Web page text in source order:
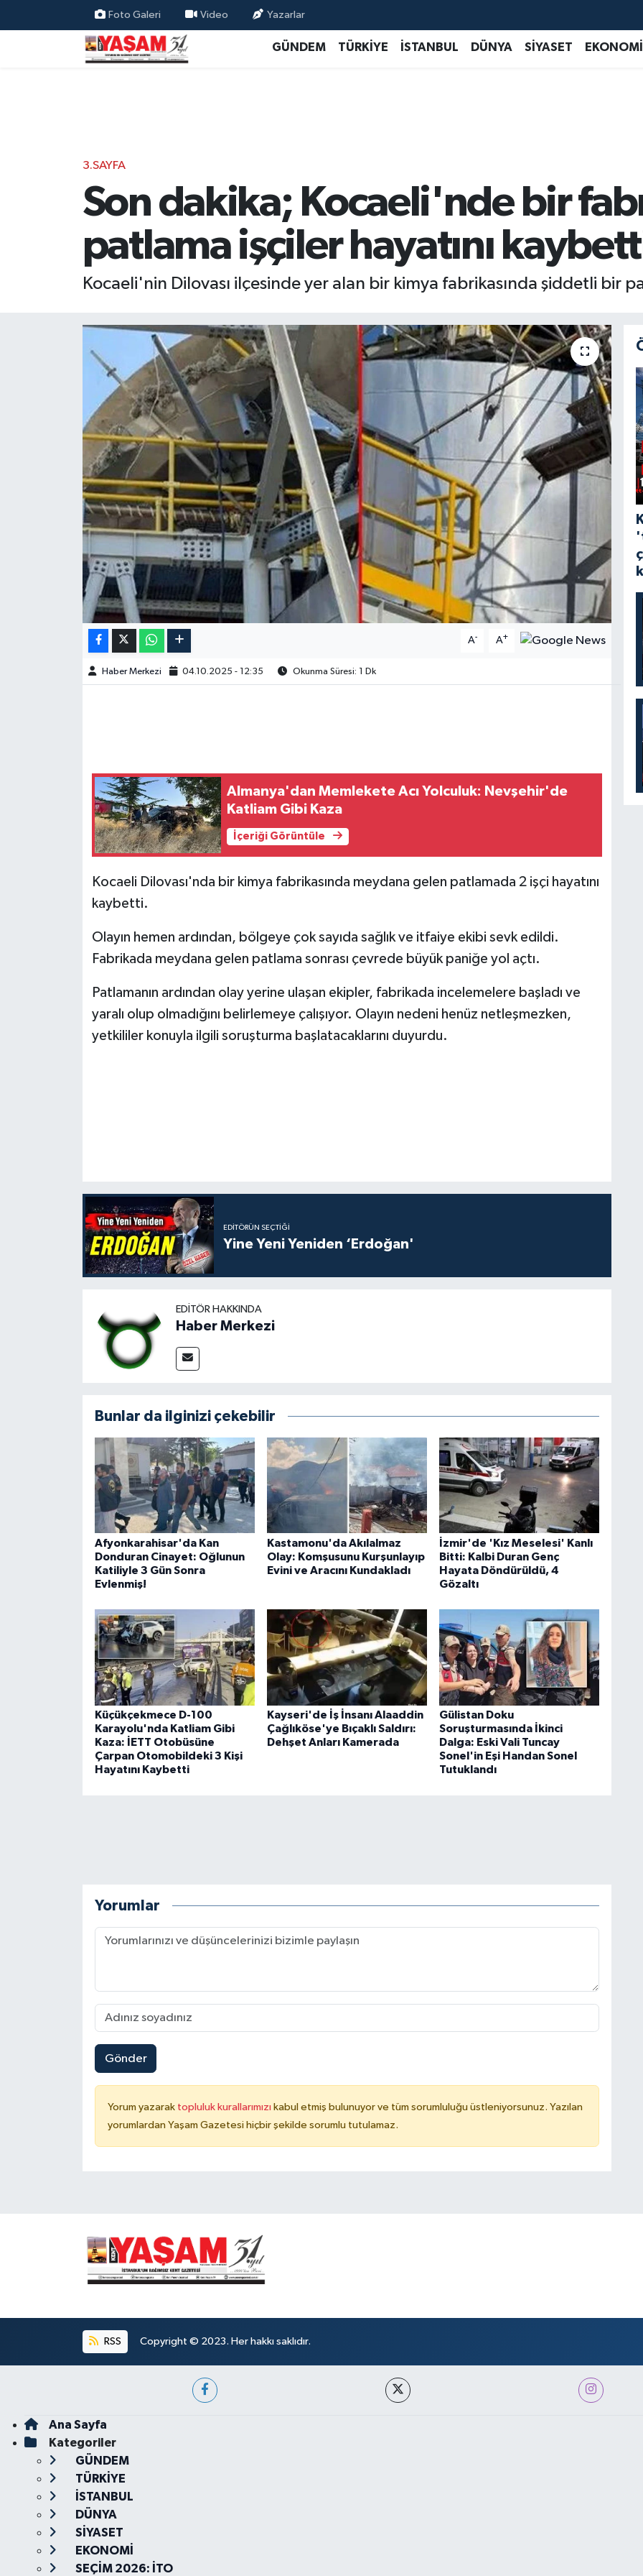
Foto Galeri Video Yazarlar
GÜNDEM TÜRKİYE İSTANBUL DÜNYA SİYASET EKONOMİ
3.SAYFA
Son dakika; Kocaeli'nde bir
patlama işçiler hayatını
Kocaeli'nin Dilovası ilçesinde yer alan bir kimya fabrikasında şiddetli bir
A- A+
Haber Merkezi 04.10.2025 - 12:35 Okunma Süresi: 1 Dk
Almanya'dan Memlekete Acı Yolculuk: Nevşehir'de
Katliam Gibi Kaza
İçeriği Görüntüle
Kocaeli Dilovası'nda bir kimya fabrikasında meydana gelen patlamada 2 işçi hayatını
kaybetti.
Olayın hemen ardından, bölgeye çok sayıda sağlık ve itfaiye ekibi sevk edildi.
Fabrikada meydana gelen patlama sonrası çevrede büyük paniğe yol açtı.
Patlamanın ardından olay yerine ulaşan ekipler, fabrikada incelemelere başladı ve
yaralı olup olmadığını belirlemeye çalışıyor. Olayın nedeni henüz netleşmezken,
yetkililer konuyla ilgili soruşturma başlatacaklarını duyurdu.
EDITÖRÜN SEÇTIĞI
Yine Yeni Yeniden ‘Erdoğan'
EDITÖR HAKKINDA
Haber Merkezi
Bunlar da ilginizi çekebilir
Afyonkarahisar'da Kan
Donduran Cinayet: Oğlunun
Katiliyle 3 Gün Sonra
Evlenmiş!
Kastamonu'da Akılalmaz
Olay: Komşusunu Kurşunlayıp
Evini ve Aracını Kundakladı
İzmir'de 'Kız Meselesi' Kanlı
Bitti: Kalbi Duran Genç
Hayata Döndürüldü, 4
Gözaltı
Küçükçekmece D-100
Karayolu'nda Katliam Gibi
Kaza: İETT Otobüsüne
Çarpan Otomobildeki 3 Kişi
Hayatını Kaybetti
Kayseri'de İş İnsanı Alaaddin
Çağlıköse'ye Bıçaklı Saldırı:
Dehşet Anları Kamerada
Gülistan Doku
Soruşturmasında İkinci
Dalga: Eski Vali Tuncay
Sonel'in Eşi Handan Sonel
Tutuklandı
Yorumlar
Gönder
Yorum yazarak topluluk kurallarımızı kabul etmiş bulunuyor ve tüm sorumluluğu üstleniyorsunuz. Yazılan
yorumlardan Yaşam Gazetesi hiçbir şekilde sorumlu tutulamaz.
RSS Copyright © 2023. Her hakkı saklıdır.
Ana Sayfa
Kategoriler
GÜNDEM
TÜRKİYE
İSTANBUL
DÜNYA
SİYASET
EKONOMİ
SEÇİM 2026: İTO